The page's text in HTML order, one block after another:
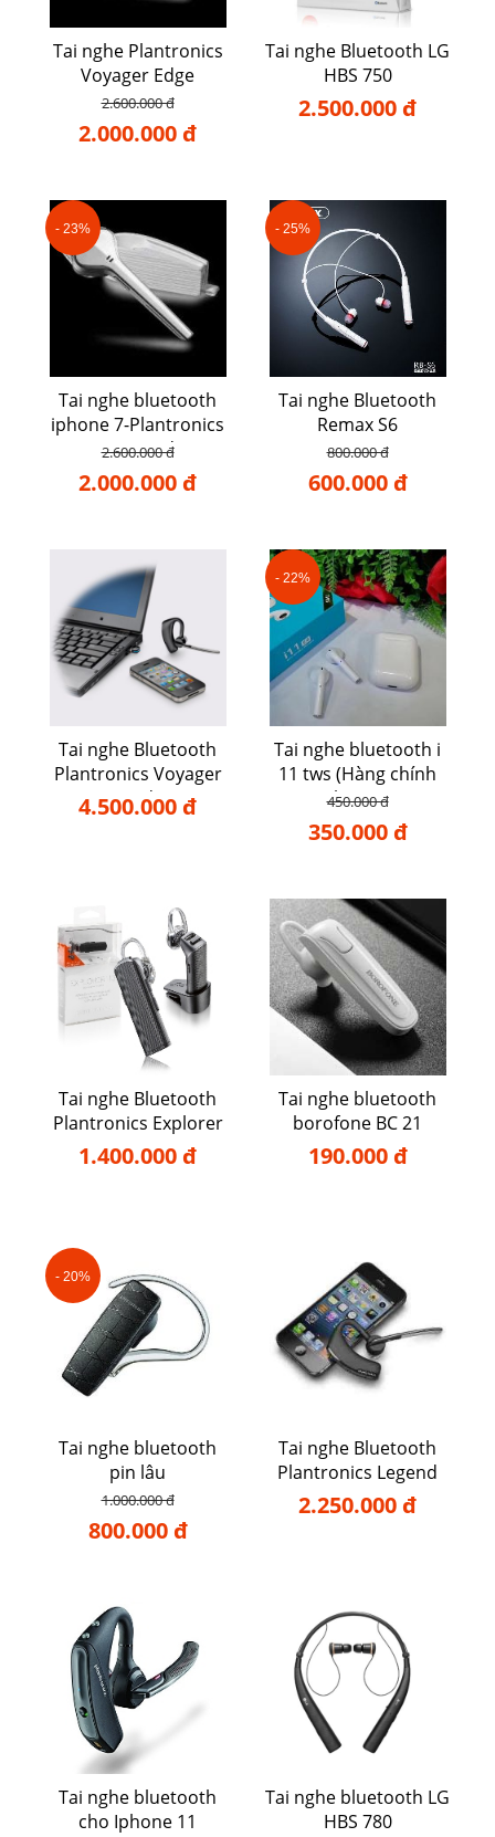
Tai nghe Plantronics
Voyager Edge
2.600.000 đ
2.000.000 đ
Tai nghe Bluetooth LG
HBS 750
2.500.000 đ
- 23%
Tai nghe bluetooth
iphone 7-Plantronics
Voyager Edge
2.600.000 đ
2.000.000 đ
- 25%
Tai nghe Bluetooth
Remax S6
800.000 đ
600.000 đ
Tai nghe Bluetooth
Plantronics Voyager
Legend UC
4.500.000 đ
- 22%
Tai nghe bluetooth i
11 tws (Hàng chính
hãng)
450.000 đ
350.000 đ
Tai nghe Bluetooth
Plantronics Explorer
110
1.400.000 đ
Tai nghe bluetooth
borofone BC 21
190.000 đ
- 20%
Tai nghe bluetooth
pin lâu
1.000.000 đ
800.000 đ
Tai nghe Bluetooth
Plantronics Legend
2.250.000 đ
Tai nghe bluetooth
cho Iphone 11
Tai nghe bluetooth LG
HBS 780